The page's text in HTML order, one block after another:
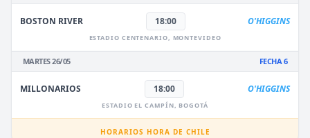
BOSTON RIVER 18:00 O'HIGGINS
ESTADIO CENTENARIO, MONTEVIDEO
MARTES 26/05 FECHA 6
MILLONARIOS 18:00 O'HIGGINS
ESTADIO EL CAMPÍN, BOGOTÁ
HORARIOS HORA DE CHILE